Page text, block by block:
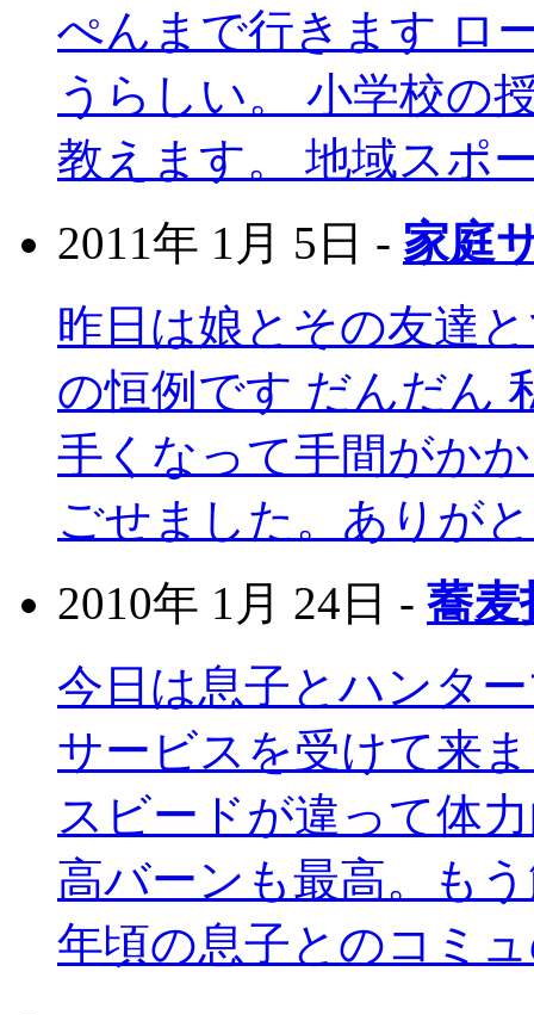
ぺんまで行きます ロ
うらしい。 小学校の
教えます。 地域スポ
2011年 1月 5日 - 家庭
昨日は娘とその友達
の恒例です だんだん
手くなって手間がか
ごせました。ありが
2010年 1月 24日 - 蕎麦
今日は息子とハンタ
サービスを受けて来
スビードが違って体
高バーンも最高。も
年頃の息子とのコミ